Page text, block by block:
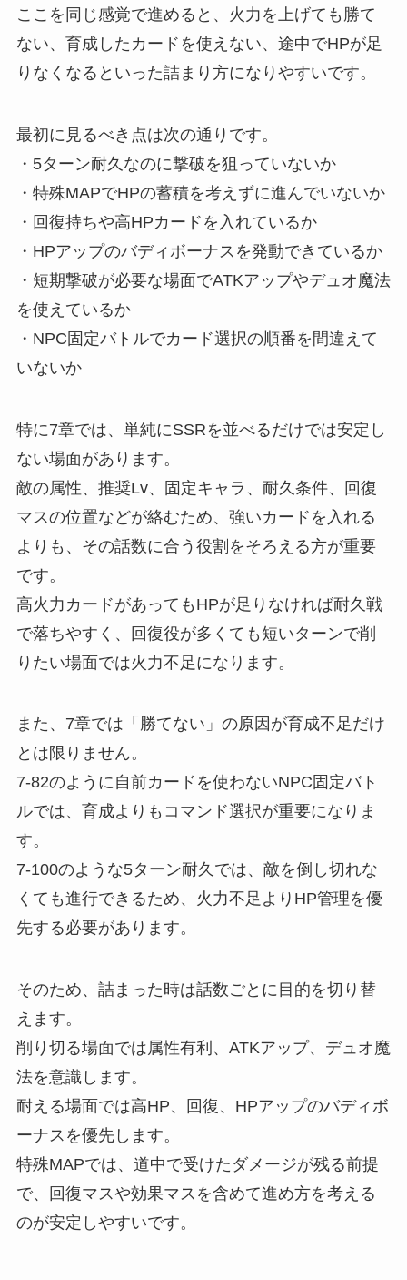
ここを同じ感覚で進めると、火力を上げても勝て
ない、育成したカードを使えない、途中でHPが足
りなくなるといった詰まり方になりやすいです。
最初に見るべき点は次の通りです。
・5ターン耐久なのに撃破を狙っていないか
・特殊MAPでHPの蓄積を考えずに進んでいないか
・回復持ちや高HPカードを入れているか
・HPアップのバディボーナスを発動できているか
・短期撃破が必要な場面でATKアップやデュオ魔法
を使えているか
・NPC固定バトルでカード選択の順番を間違えて
いないか
特に7章では、単純にSSRを並べるだけでは安定し
ない場面があります。
敵の属性、推奨Lv、固定キャラ、耐久条件、回復
マスの位置などが絡むため、強いカードを入れる
よりも、その話数に合う役割をそろえる方が重要
です。
高火力カードがあってもHPが足りなければ耐久戦
で落ちやすく、回復役が多くても短いターンで削
りたい場面では火力不足になります。
また、7章では「勝てない」の原因が育成不足だけ
とは限りません。
7-82のように自前カードを使わないNPC固定バト
ルでは、育成よりもコマンド選択が重要になりま
す。
7-100のような5ターン耐久では、敵を倒し切れな
くても進行できるため、火力不足よりHP管理を優
先する必要があります。
そのため、詰まった時は話数ごとに目的を切り替
えます。
削り切る場面では属性有利、ATKアップ、デュオ魔
法を意識します。
耐える場面では高HP、回復、HPアップのバディボ
ーナスを優先します。
特殊MAPでは、道中で受けたダメージが残る前提
で、回復マスや効果マスを含めて進め方を考える
のが安定しやすいです。